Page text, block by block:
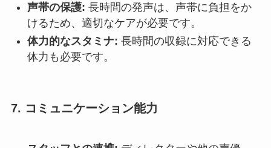
声帯の保護: 長時間の発声は、声帯に負担をか
けるため、適切なケアが必要です。
体力的なスタミナ: 長時間の収録に対応できる
体力も必要です。
7. コミュニケーション能力